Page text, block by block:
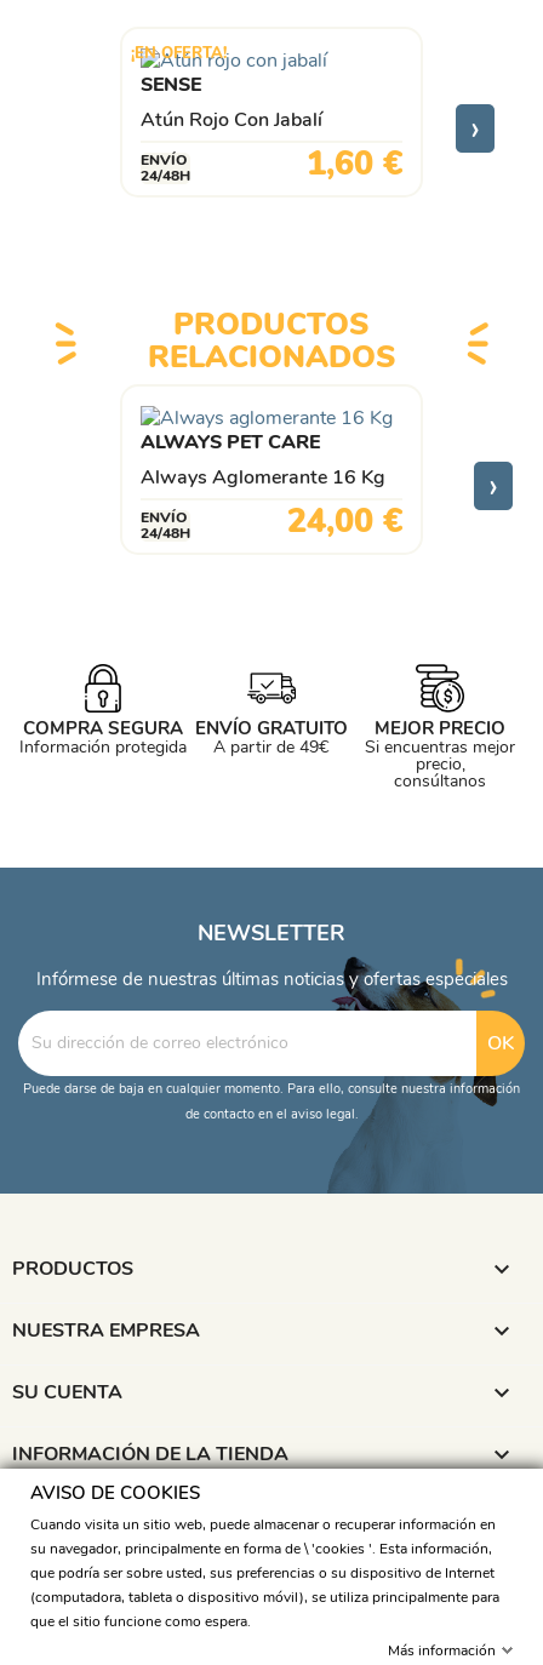
SENSE
Atún Rojo Con Jabalí
ENVÍO
24/48H
Precio
1,60 €
¡EN OFERTA!
›
PRODUCTOS
RELACIONADOS
ALWAYS PET CARE
Always Aglomerante 16 Kg
ENVÍO
24/48H
Precio
24,00 €
›
COMPRA SEGURA
Información protegida
ENVÍO GRATUITO
A partir de 49€
MEJOR PRECIO
Si encuentras mejor
precio,
consúltanos
NEWSLETTER
Infórmese de nuestras últimas noticias y ofertas especiales
Puede darse de baja en cualquier momento. Para ello, consulte nuestra información
de contacto en el aviso legal.
PRODUCTOS 
NUESTRA EMPRESA 
SU CUENTA 
INFORMACIÓN DE LA TIENDA 
SÍGUENOS
Aviso de cookies
AVISO DE COOKIES
Cuando visita un sitio web, puede almacenar o recuperar información en
su navegador, principalmente en forma de \ 'cookies '. Esta información,
que podría ser sobre usted, sus preferencias o su dispositivo de Internet
(computadora, tableta o dispositivo móvil), se utiliza principalmente para
que el sitio funcione como espera.
Más información